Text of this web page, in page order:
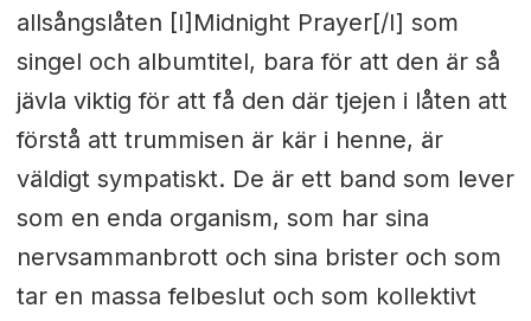
allsångslåten [I]Midnight Prayer[/I] som
singel och albumtitel, bara för att den är så
jävla viktig för att få den där tjejen i låten att
förstå att trummisen är kär i henne, är
väldigt sympatiskt. De är ett band som lever
som en enda organism, som har sina
nervsammanbrott och sina brister och som
tar en massa felbeslut och som kollektivt